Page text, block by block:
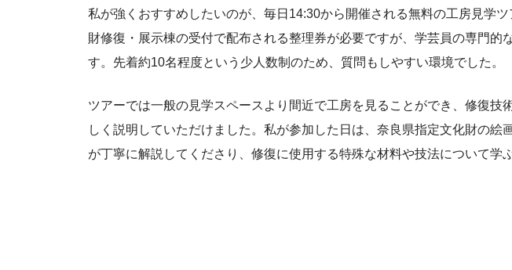
私が強くおすすめしたいのが、毎日14:30から開催される無料の工房見学
財修復・展示棟の受付で配布される整理券が必要ですが、学芸員の専門的
す。先着約10名程度という少人数制のため、質問もしやすい環境でした。
ツアーでは一般の見学スペースより間近で工房を見ることができ、修復技
しく説明していただけました。私が参加した日は、奈良県指定文化財の絵
が丁寧に解説してくださり、修復に使用する特殊な材料や技法について学